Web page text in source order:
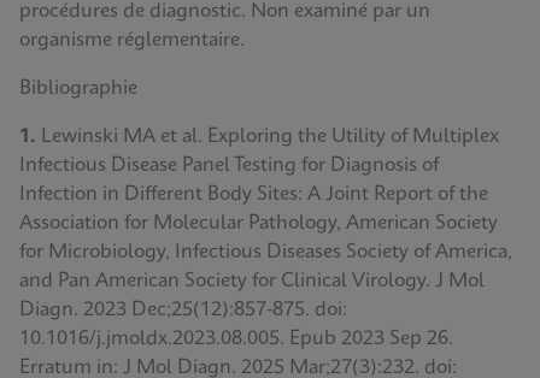
procédures de diagnostic. Non examiné par un
organisme réglementaire.
Bibliographie
1. Lewinski MA et al. Exploring the Utility of Multiplex
Infectious Disease Panel Testing for Diagnosis of
Infection in Different Body Sites: A Joint Report of the
Association for Molecular Pathology, American Society
for Microbiology, Infectious Diseases Society of America,
and Pan American Society for Clinical Virology. J Mol
Diagn. 2023 Dec;25(12):857-875. doi:
10.1016/j.jmoldx.2023.08.005. Epub 2023 Sep 26.
Erratum in: J Mol Diagn. 2025 Mar;27(3):232. doi: